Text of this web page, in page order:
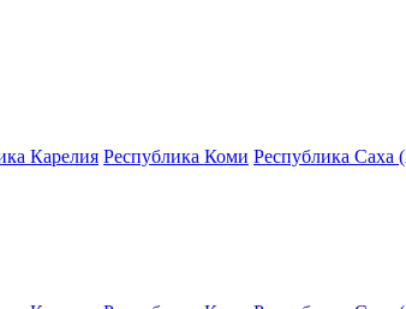
Карелия Республика Коми Республика Саха